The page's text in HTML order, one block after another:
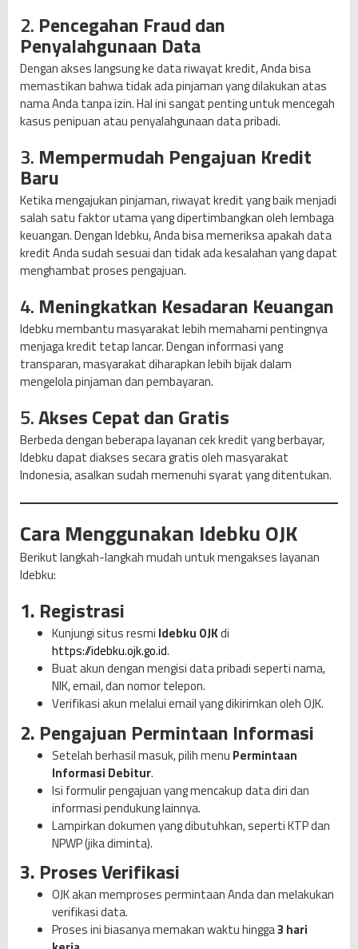
2. Pencegahan Fraud dan
Penyalahgunaan Data
Dengan akses langsung ke data riwayat kredit, Anda bisa
memastikan bahwa tidak ada pinjaman yang dilakukan atas
nama Anda tanpa izin. Hal ini sangat penting untuk mencegah
kasus penipuan atau penyalahgunaan data pribadi.
3. Mempermudah Pengajuan Kredit
Baru
Ketika mengajukan pinjaman, riwayat kredit yang baik menjadi
salah satu faktor utama yang dipertimbangkan oleh lembaga
keuangan. Dengan Idebku, Anda bisa memeriksa apakah data
kredit Anda sudah sesuai dan tidak ada kesalahan yang dapat
menghambat proses pengajuan.
4. Meningkatkan Kesadaran Keuangan
Idebku membantu masyarakat lebih memahami pentingnya
menjaga kredit tetap lancar. Dengan informasi yang
transparan, masyarakat diharapkan lebih bijak dalam
mengelola pinjaman dan pembayaran.
5.Akses Cepat dan Gratis
Berbeda dengan beberapa layanan cek kredit yang berbayar,
Idebku dapat diakses secara gratis oleh masyarakat
Indonesia, asalkan sudah memenuhi syarat yang ditentukan.
Cara Menggunakan Idebku OJK
Berikut langkah-langkah mudah untuk mengakses layanan
Idebku:
1. Registrasi
Kunjungi situs resmi Idebku OJKdi
https://idebku.ojk.go.id.
Buat akun dengan mengisi data pribadi seperti nama,
NIK, email, dan nomor telepon.
Verifikasi akun melalui email yang dikirimkan oleh OJK.
2. Pengajuan Permintaan Informasi
Setelah berhasil masuk, pilih menu Permintaan
Informasi Debitur.
Isi formulir pengajuan yang mencakup data diri dan
informasi pendukung lainnya.
Lampirkan dokumen yang dibutuhkan, seperti KTP dan
NPWP (jika diminta).
3. Proses Verifikasi
OJK akan memproses permintaan Anda dan melakukan
verifikasi data.
Proses ini biasanya memakan waktu hingga3 hari